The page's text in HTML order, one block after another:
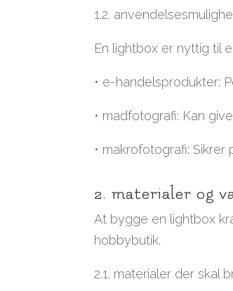
1.2.
En lightbox er nyttig til
• e-handelsprodukter:
• madfotografi: Kan
• makrofotografi:
2. materialer og
At bygge en lightbox
hobbybutik.
2.1. materialer der skal